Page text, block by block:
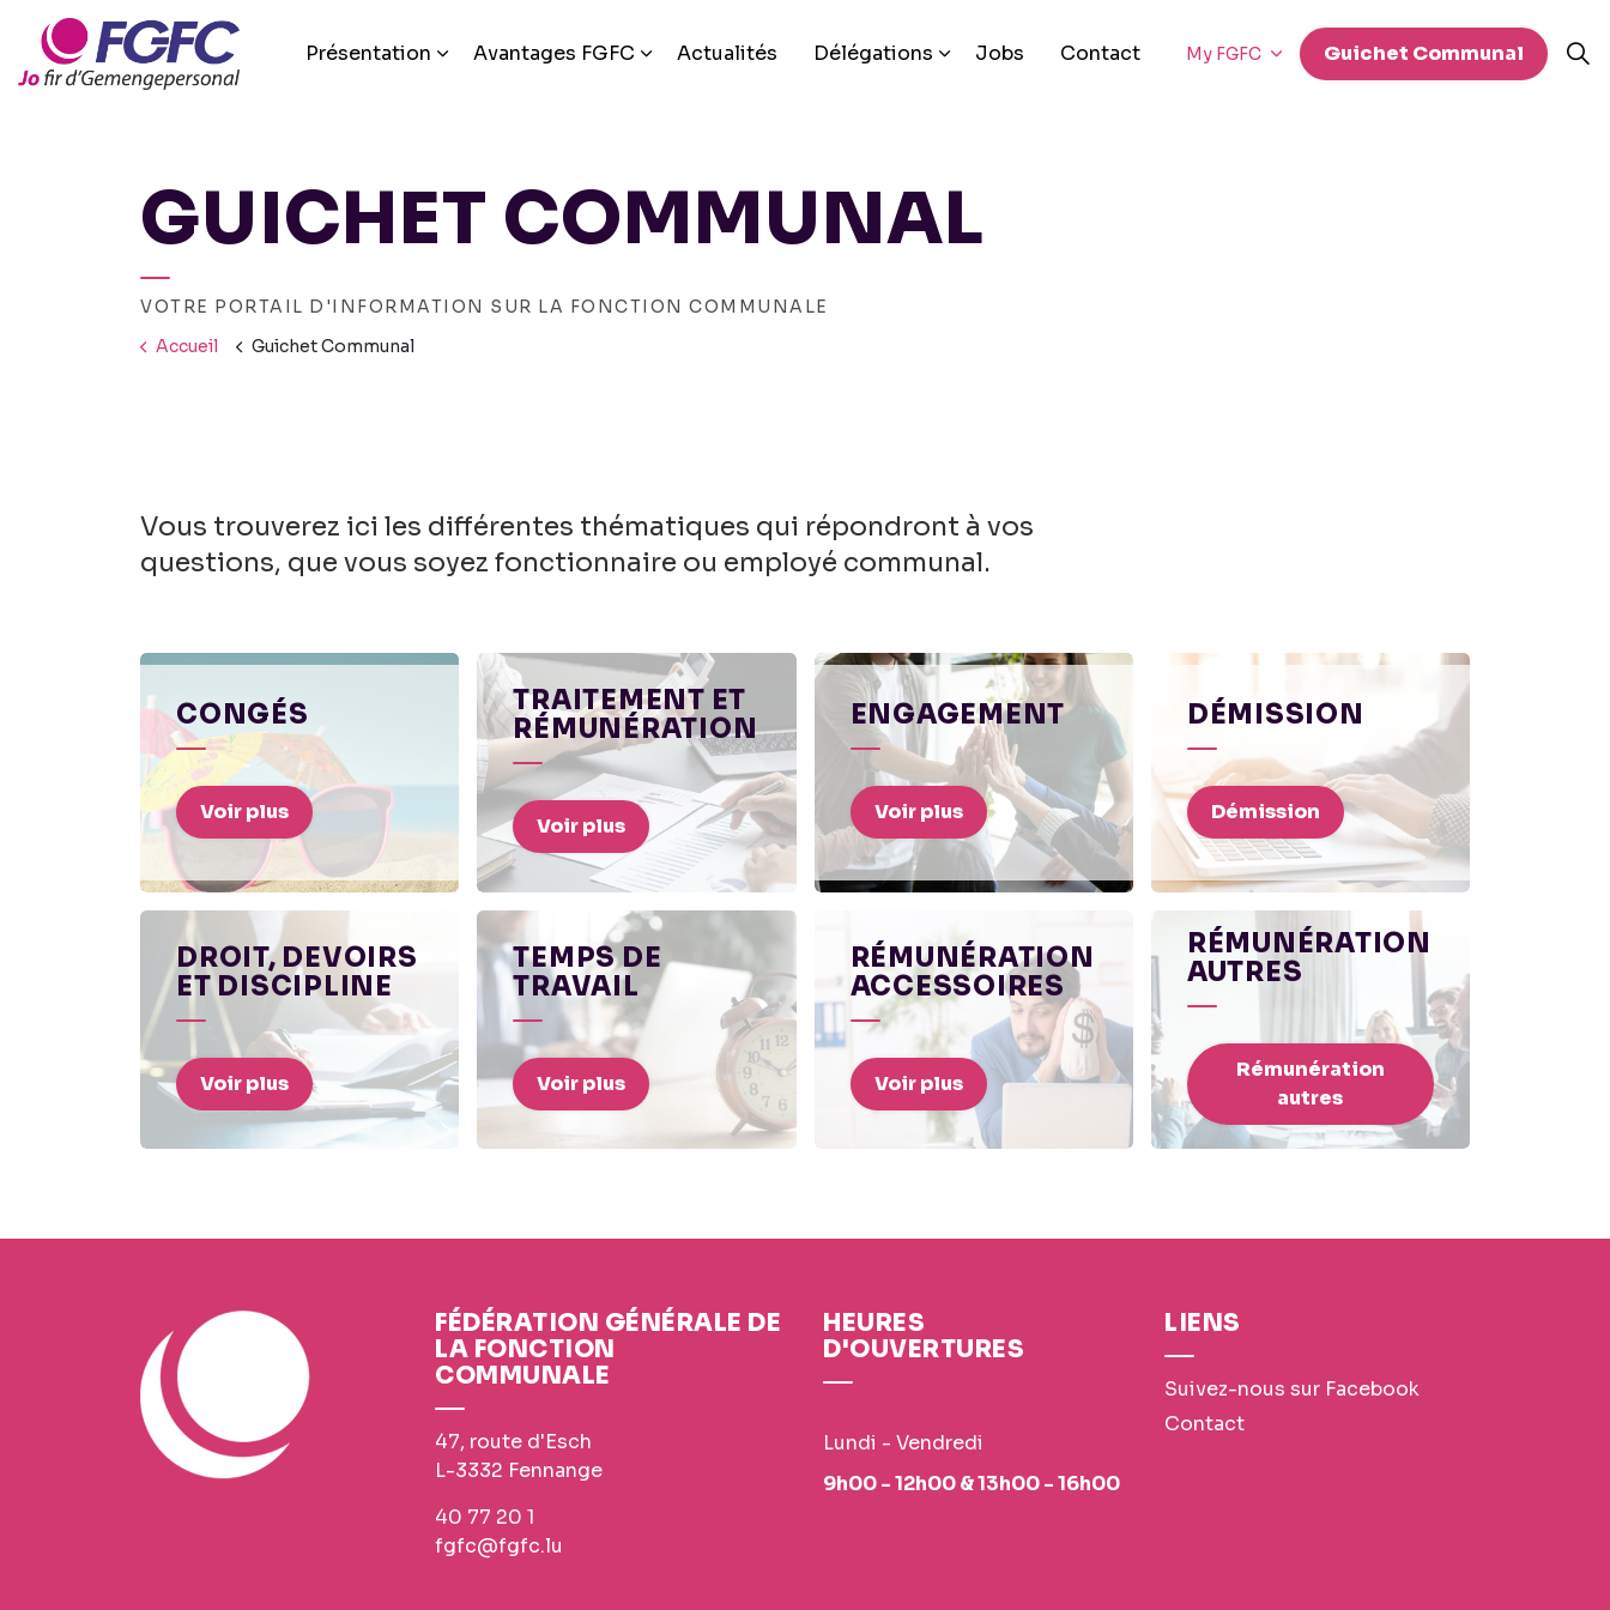
Présentation Avantages FGFC Actualités Délégations Jobs Contact Guichet Communal
My FGFC
GUICHET COMMUNAL
VOTRE PORTAIL D'INFORMATION SUR LA FONCTION COMMUNALE
Accueil
Guichet Communal
Vous trouverez ici les différentes thématiques qui répondront à vos
questions, que vous soyez fonctionnaire ou employé communal.
CONGÉS
Voir plus
TRAITEMENT ET
RÉMUNÉRATION
Voir plus
ENGAGEMENT
Voir plus
DÉMISSION
Démission
DROIT, DEVOIRS
ET DISCIPLINE
Voir plus
TEMPS DE
TRAVAIL
Voir plus
RÉMUNÉRATION
ACCESSOIRES
Voir plus
RÉMUNÉRATION
AUTRES
Rémunération
autres
FÉDÉRATION GÉNÉRALE DE
LA FONCTION
COMMUNALE
47, route d'Esch
L-3332 Fennange
40 77 20 1
fgfc@fgfc.lu
HEURES
D'OUVERTURES
Lundi - Vendredi
9h00 - 12h00 & 13h00 - 16h00
LIENS
Suivez-nous sur Facebook
Contact